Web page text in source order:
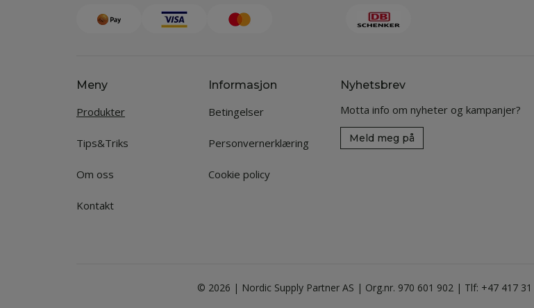
Meny
Produkter
Tips&Triks
Om oss
Kontakt
Informasjon
Betingelser
Personvernerklæring
Cookie policy
Nyhetsbrev
Motta info om nyheter og kampanjer?
Meld meg på
© 2026 | Nordic Supply Partner AS | Org.nr. 970 601 902 | Tlf: +47 417